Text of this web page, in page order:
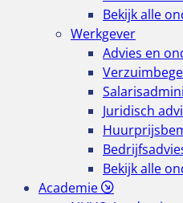
Bekijk alle
Werkgever
Advies en
Juridisch
Bekijk alle
Academie